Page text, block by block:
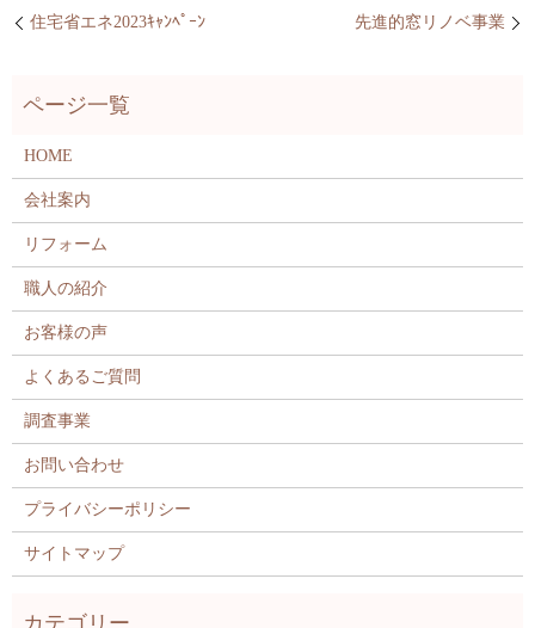
住宅省エネ2023ｷｬﾝﾍﾟｰﾝ 先進的窓リノベ事業
HOME
会社案内
リフォーム
職人の紹介
お客様の声
よくあるご質問
調査事業
お問い合わせ
プライバシーポリシー
サイトマップ